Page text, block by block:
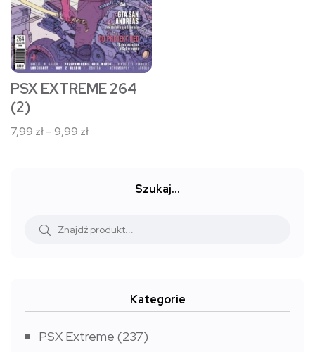
można
wybrać
na
stronie
produktu
PSX EXTREME 264
(2)
7,99 zł–9,99 złZakres
do
Szukaj…
Kategorie
PSX Extreme (237)